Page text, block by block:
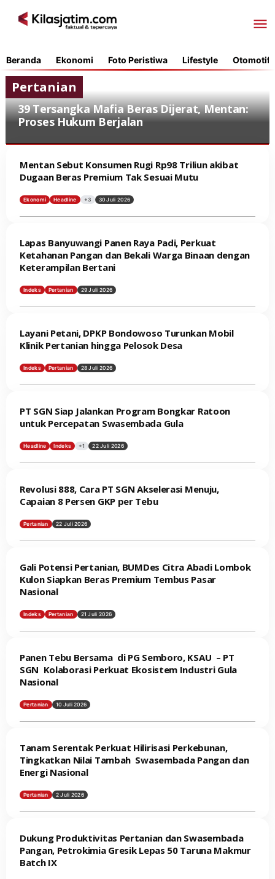
Beranda Ekonomi Foto Peristiwa Lifestyle Otomotif
39 Tersangka Mafia Beras Dijerat, Mentan:
Proses Hukum Berjalan
Ekonomi
Headline
Pemerintahan
Agustus
2026
Redaksi
Pertanian
Mentan Sebut Konsumen Rugi Rp98 Triliun akibat
Dugaan Beras Premium Tak Sesuai Mutu
Ekonomi Headline +3 30 Juli 2026
Lapas Banyuwangi Panen Raya Padi, Perkuat
Ketahanan Pangan dan Bekali Warga Binaan dengan
Keterampilan Bertani
Indeks Pertanian 29 Juli 2026
Layani Petani, DPKP Bondowoso Turunkan Mobil
Klinik Pertanian hingga Pelosok Desa
Indeks Pertanian 28 Juli 2026
PT SGN Siap Jalankan Program Bongkar Ratoon
untuk Percepatan Swasembada Gula
Headline Indeks +1 22 Juli 2026
Revolusi 888, Cara PT SGN Akselerasi Menuju,
Capaian 8 Persen GKP per Tebu
Pertanian 22 Juli 2026
Gali Potensi Pertanian, BUMDes Citra Abadi Lombok
Kulon Siapkan Beras Premium Tembus Pasar
Nasional
Indeks Pertanian 21 Juli 2026
Panen Tebu Bersama di PG Semboro, KSAU – PT
SGN Kolaborasi Perkuat Ekosistem Industri Gula
Nasional
Pertanian 10 Juli 2026
Tanam Serentak Perkuat Hilirisasi Perkebunan,
Tingkatkan Nilai Tambah Swasembada Pangan dan
Energi Nasional
Pertanian 2 Juli 2026
Dukung Produktivitas Pertanian dan Swasembada
Pangan, Petrokimia Gresik Lepas 50 Taruna Makmur
Batch IX